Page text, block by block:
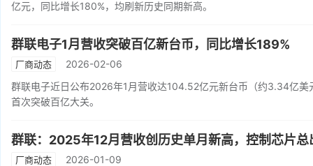
亿元，同比增长180%，均刷新历史同期新高。
群联电子1月营收突破百亿新台币，同比增长189%
厂商动态
2026-02-06
群联电子近日公布2026年1月营收达104.52亿元新台币（约3.34亿
首次突破百亿大关。
群联：2025年12月营收创历史单月新高，控制芯片
厂商动态
2026-01-09